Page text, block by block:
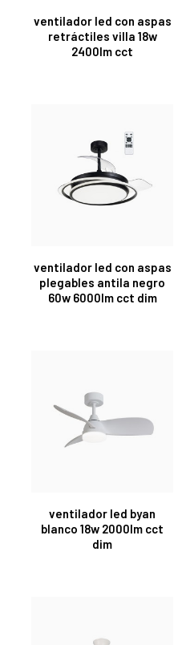
ventilador led con aspas
retráctiles villa 18w
2400lm cct
ventilador led con aspas
plegables antila negro
60w 6000lm cct dim
ventilador led byan
blanco 18w 2000lm cct
dim